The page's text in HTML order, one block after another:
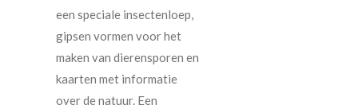
een speciale insectenloep,
gipsen vormen voor het
maken van dierensporen en
kaarten met informatie
over de natuur. Een